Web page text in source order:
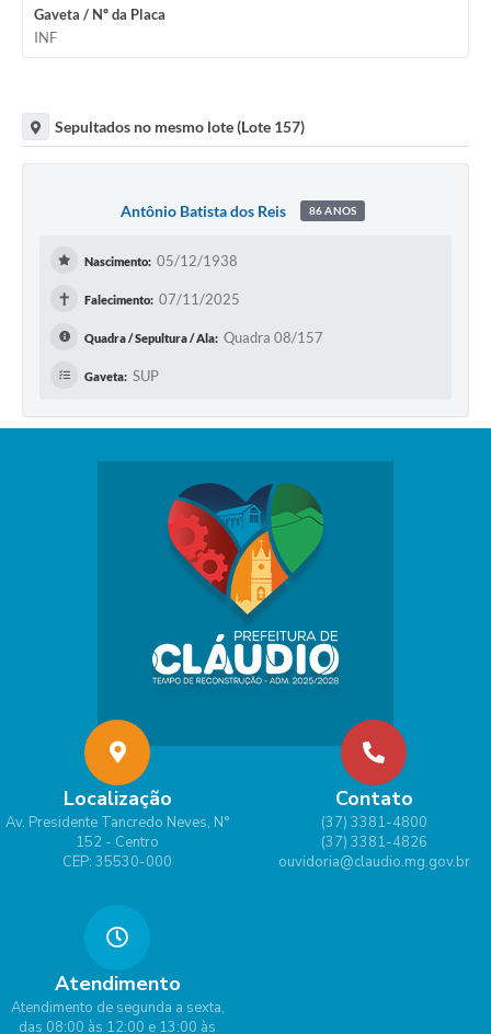
Gaveta / Nº da Placa
INF
Sepultados no mesmo lote (Lote 157)
Antônio Batista dos Reis 86 ANOS
Nascimento: 05/12/1938
✝ Falecimento: 07/11/2025
Quadra / Sepultura / Ala: Quadra 08/157
Gaveta: SUP
Localização
Av. Presidente Tancredo Neves, N°
152 - Centro
CEP: 35530-000
Contato
(37) 3381-4800
(37) 3381-4826
ouvidoria@claudio.mg.gov.br
Atendimento
Atendimento de segunda a sexta,
das 08:00 às 12:00 e 13:00 às